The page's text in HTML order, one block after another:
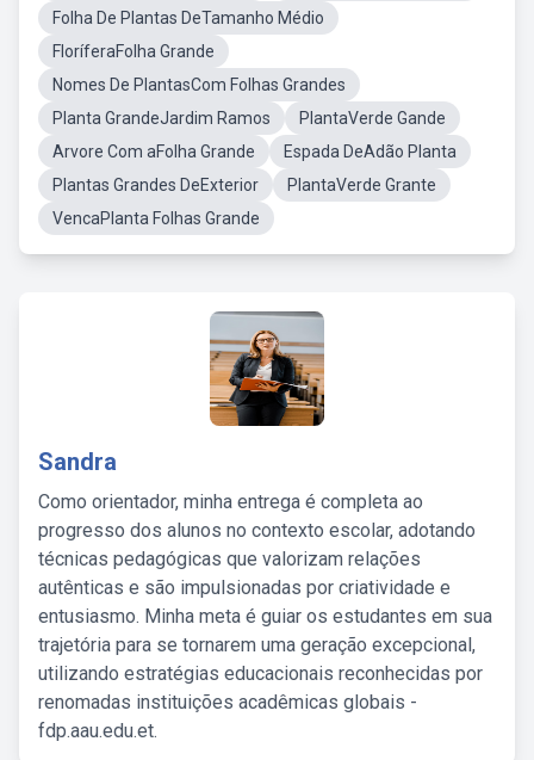
Folha De Plantas DeTamanho Médio
FloríferaFolha Grande
Nomes De PlantasCom Folhas Grandes
Planta GrandeJardim Ramos
PlantaVerde Gande
Arvore Com aFolha Grande
Espada DeAdão Planta
Plantas Grandes DeExterior
PlantaVerde Grante
VencaPlanta Folhas Grande
Sandra
Como orientador, minha entrega é completa ao
progresso dos alunos no contexto escolar, adotando
técnicas pedagógicas que valorizam relações
autênticas e são impulsionadas por criatividade e
entusiasmo. Minha meta é guiar os estudantes em sua
trajetória para se tornarem uma geração excepcional,
utilizando estratégias educacionais reconhecidas por
renomadas instituições acadêmicas globais -
fdp.aau.edu.et.